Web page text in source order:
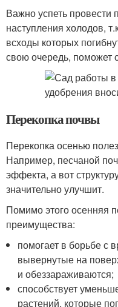
Важно успеть провести
наступления холодов,
всходы которых
свою очередь, поможет
Перекопка почвы
Перекопка осенью
Например, песчаной
эффекта, а вот
значительно улучшит.
Помимо этого осенняя
преимущества:
помогает в борьбе с
вывернутые на
и обеззараживаются;
способствует
растений, которые